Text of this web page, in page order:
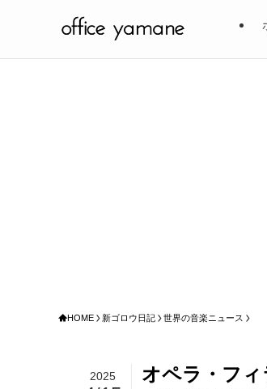
HOME 新ゴロウ日記 世界の音楽ニュース
オペラ・フィ
2025